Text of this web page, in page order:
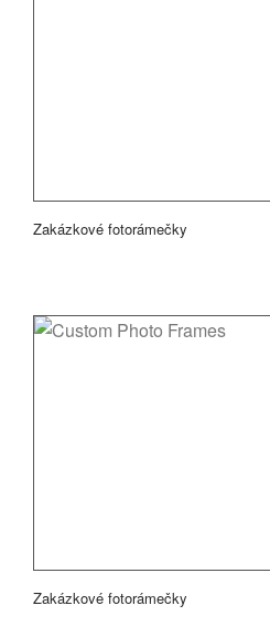
Zakázkové fotorámečky
Zakázkové fotorámečky